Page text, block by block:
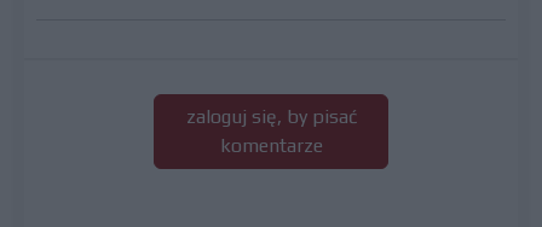
zaloguj się, by pisać
komentarze